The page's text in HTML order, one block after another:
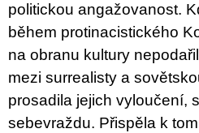
politickou angažovanost.
během protinacistického
na obranu kultury
mezi surrealisty a
prosadila jejich vyloučení,
sebevraždu. Přispěla k